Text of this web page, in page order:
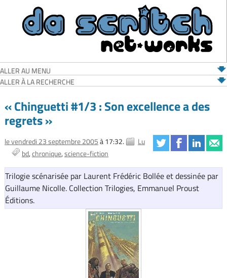
ALLER AU MENU
ALLER À LA RECHERCHE
« Chinguetti #1/3 : Son excellence a des
regrets »
le vendredi 23 septembre 2005à 17:32.
Lu
bd chronique science-fiction
Trilogie scénarisée par Laurent Frédéric Bollée et dessinée par
Guillaume Nicolle. Collection Trilogies, Emmanuel Proust
Éditions.